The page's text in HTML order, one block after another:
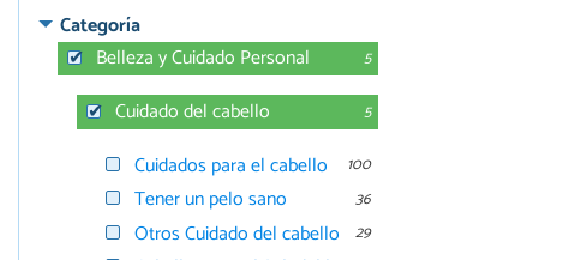
Categoría
Belleza y Cuidado Personal
5
Cuidado del cabello 5
Cuidados para el cabello 100
Tener un pelo sano 36
Otros Cuidado del cabello 29